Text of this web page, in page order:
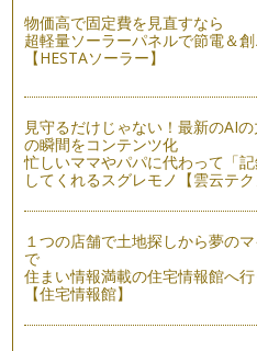
七＋五＋三＝十五 そう、十五
ると、神社で目に…
天高く馬肥ゆる秋。 ９月から
域や職場、さまざ…
お辞儀
幼少の頃、『こんにちは』『あ
物価高で固定費を見直すなら
超軽量ソーラーパネルで節電＆
【HESTAソーラー】
見守るだけじゃない！最新のAI
の瞬間をコンテンツ化
忙しいママやパパに代わって「記
してくれるスグレモノ【雲云テク
１つの店舗で土地探しから夢の
で
住まい情報満載の住宅情報館へ行
【住宅情報館】